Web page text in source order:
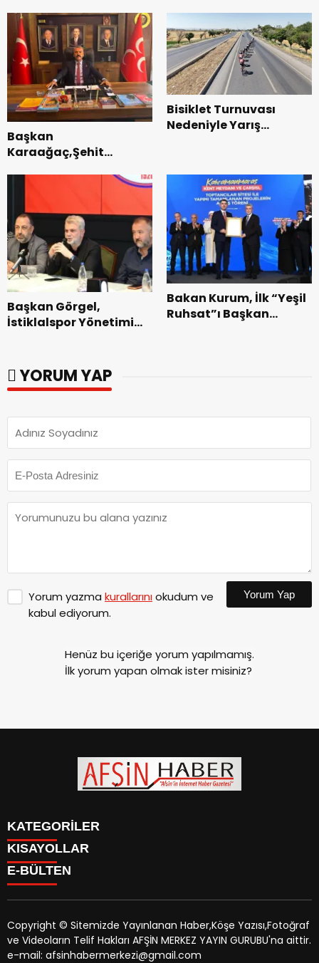
parkları ziyaret etti.
Başkan
Karaağaç,Şehit
Bisiklet Turnuvası
Nedeniyle Yarış
Gidilecek!.
Başkan Görgel,
İstiklalspor Yönetimi
Bakan Kurum, İlk “Yeşil
Ruhsat”ı Başkan
YORUM YAP
Yorum yazma kurallarınıokudum ve
kabul ediyorum.
Yorum Yap
Henüz bu içeriğe yorum yapılmamış.
İlk yorum yapan olmak ister misiniz?
KATEGORİLER
SİYASET
EĞİTİM
MAGAZİN
MANŞETLER
ÖZEL HABER
KISAYOLLAR
SİYASET
EĞİTİM
KÜLTÜR SANAT
MAGAZİN
MANŞETLER
E-BÜLTEN
afsinhaber.com e-bültenine abone olarak, tarafınıza haber,
Copyright © Sitemizde Yayınlanan Haber,Köşe Yazısı,Fotoğraf
ve Videoların Telif Hakları AFŞİN MERKEZ YAYIN GURUBU'na aittir.
e-mail: afsinhabermerkezi@gmail.com